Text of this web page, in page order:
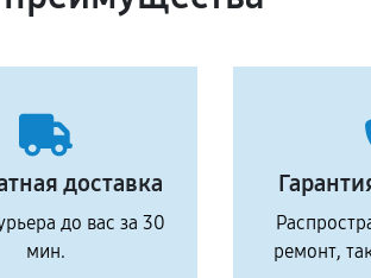
доставка
до вас за 30
мин.
ремонт,